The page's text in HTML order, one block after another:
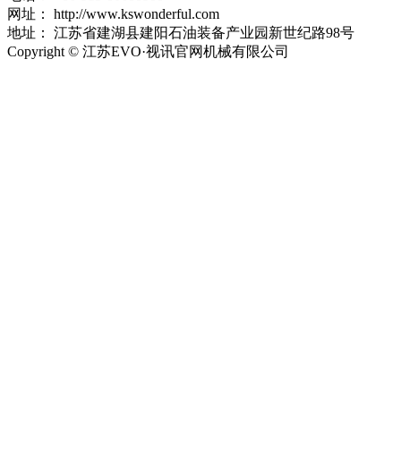
网址：
http://www.kswonderful.com
地址：
江苏省建湖县建阳石油装备产业园新世纪路98号
Copyright © 江苏EVO·视讯官网机械有限公司